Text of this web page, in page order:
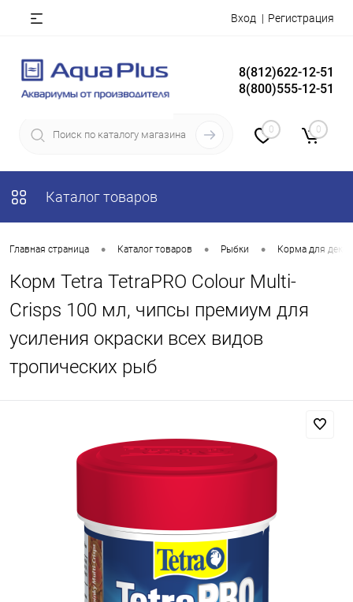
Вход Регистрация
8(812)622-12-51
8(800)555-12-51
0 0
Каталог товаров
Главная страница • Каталог товаров • Рыбки • Корма для
Корм Tetra TetraPRO Colour Multi-
Crisps 100 мл, чипсы премиум для
усиления окраски всех видов
тропических рыб